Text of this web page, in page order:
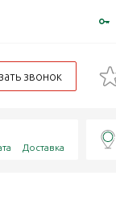
звонок
Доставка